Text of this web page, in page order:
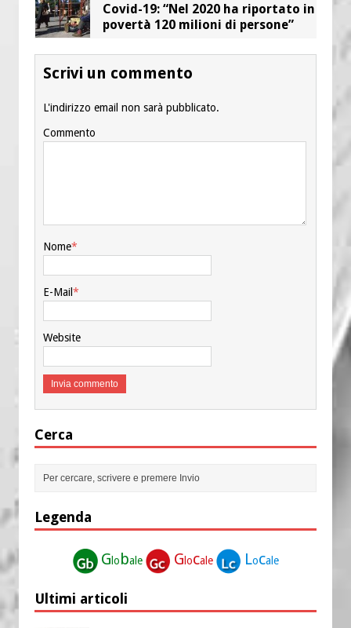
Covid-19: “Nel 2020 ha riportato in
povertà 120 milioni di persone”
Scrivi un commento
L'indirizzo email non sarà pubblicato.
Commento
Nome*
E-Mail*
Website
Cerca
Legenda
G lobale G locale Locale
Ultimi articoli